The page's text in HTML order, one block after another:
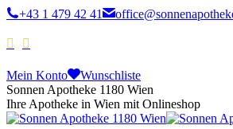
+43 1 479 42 41
Mein Konto
Wunschliste
Sonnen Apotheke 1180 Wien
Ihre Apotheke in Wien mit Onlineshop